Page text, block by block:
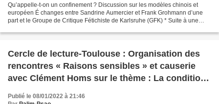
Qu’appelle-t-on un confinement ? Discussion sur les modèles chinois et
européen É changes entre Sandrine Aumercier et Frank Grohmann d’une
part et le Groupe de Critique Fétichiste de Karlsruhe (GFK) * Suite à une
Cercle de lecture-Toulouse : Organisation des
rencontres « Raisons sensibles » et causerie
avec Clément Homs sur le thème : La condition
Publié le 08/01/2022 à 21:46